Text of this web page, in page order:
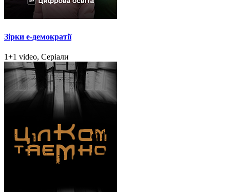
Зірки e-демократії
1+1 video, Серіали